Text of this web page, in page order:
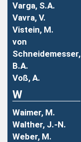
Varga, S.A.
Vavra, V.
Vistein, M.
von
Schneidemesser,
B.A.
Voß, A.
W
Waimer, M.
Walther, J.-N.
Weber, M.